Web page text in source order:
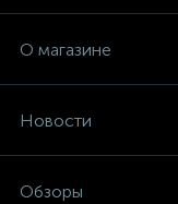
О магазине
Новости
Обзоры